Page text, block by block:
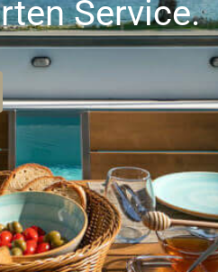
Service.